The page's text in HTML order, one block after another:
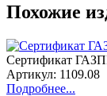
Похожие
Сертификат
Артикул: 1109.08
Подробнее...